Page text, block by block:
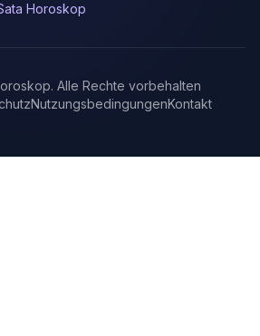
Horoskop
. Alle Rechte vorbehalten
NutzungsbedingungenKontakt